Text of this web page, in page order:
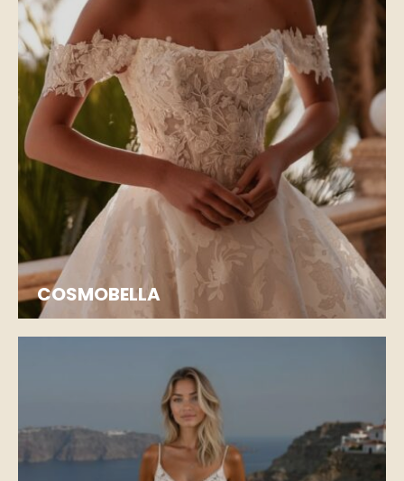
COSMOBELLA